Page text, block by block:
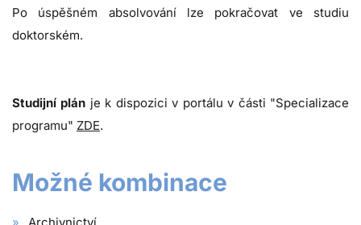
Po úspěšném absolvování lze pokračovat ve studiu
doktorském.
Studijní plán je k dispozici v portálu v části "Specializace
programu" ZDE.
Možné kombinace